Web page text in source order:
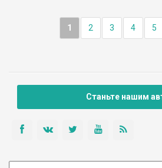
1 2 3 4 5
Станьте нашим